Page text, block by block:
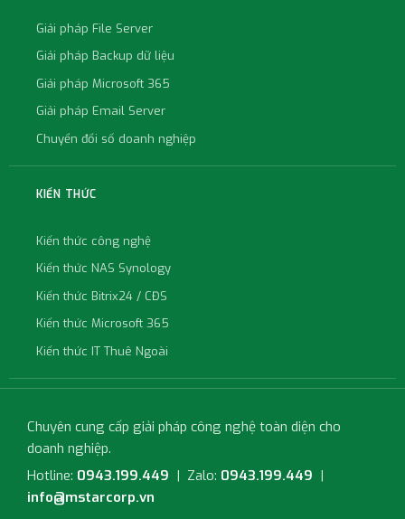
Giải pháp File Server
Giải pháp Backup dữ liệu
Giải pháp Microsoft 365
Giải pháp Email Server
Chuyển đổi số doanh nghiệp
KIẾN THỨC
Kiến thức công nghệ
Kiến thức NAS Synology
Kiến thức Bitrix24 / CĐS
Kiến thức Microsoft 365
Kiến thức IT Thuê Ngoài
Chuyên cung cấp giải pháp công nghệ toàn diện cho
doanh nghiệp.
Hotline: 0943.199.449 | Zalo: 0943.199.449 |
info@mstarcorp.vn